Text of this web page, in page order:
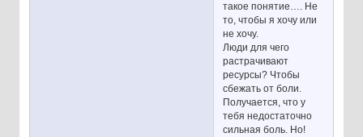
такое понятие…. Не
то, чтобы я хочу или
не хочу.
Люди для чего
растрачивают
ресурсы? Чтобы
сбежать от боли.
Получается, что у
тебя недостаточно
сильная боль. Но!